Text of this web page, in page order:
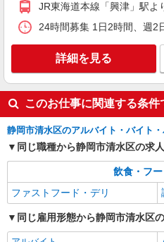
キープ
パート
サンワフーズ株式会社
調理補助
時給1,100円
Aile（エール
中之郷3丁目1-
派遣社員
株式会社kotrio /●SZ-H-1768751
食で幸せを届
STAFF募集中
JR東海道本線「興津」駅よ
24時間募集 1日2時間、週2
詳細を見る
このお仕事に関連する条件
静岡市清水区のアルバイト・バイト
同じ職種から静岡市清水区の求
飲食・フ
ファストフード・デリ
同じ雇用形態から静岡市清水区